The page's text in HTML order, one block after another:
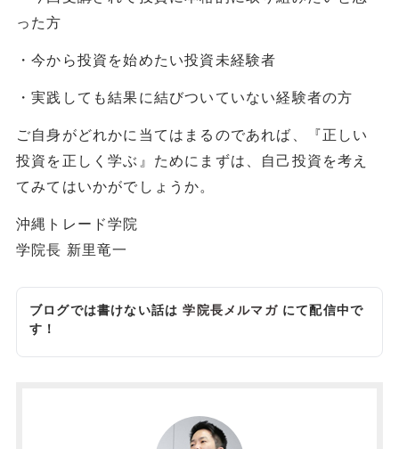
った方
・今から投資を始めたい投資未経験者
・実践しても結果に結びついていない経験者の方
ご自身がどれかに当てはまるのであれば、『正しい
投資を正しく学ぶ』ためにまずは、自己投資を考え
てみてはいかがでしょうか。
沖縄トレード学院
学院長 新里竜一
ブログでは書けない話は学院長メルマガにて配信中で
す！